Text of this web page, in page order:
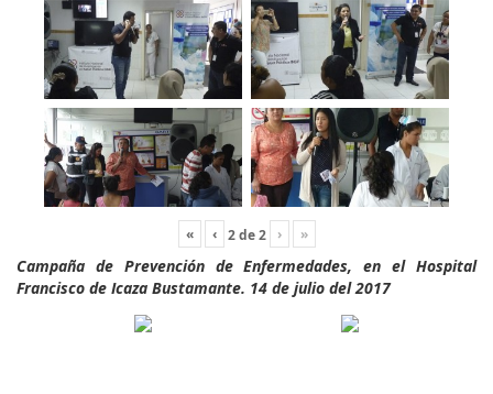
« ‹ 2de2 › »
Campaña de Prevención de Enfermedades, en el Hospital
Francisco de Icaza Bustamante. 14 de julio del 2017